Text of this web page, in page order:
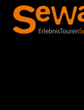
Springe
zum
Inhalt